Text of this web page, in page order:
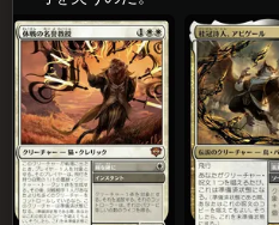
休(きゅう)戦(せん)の名(めい)誉(よ)教(きょう)授(じゅ)
桂(けい)冠(かん)